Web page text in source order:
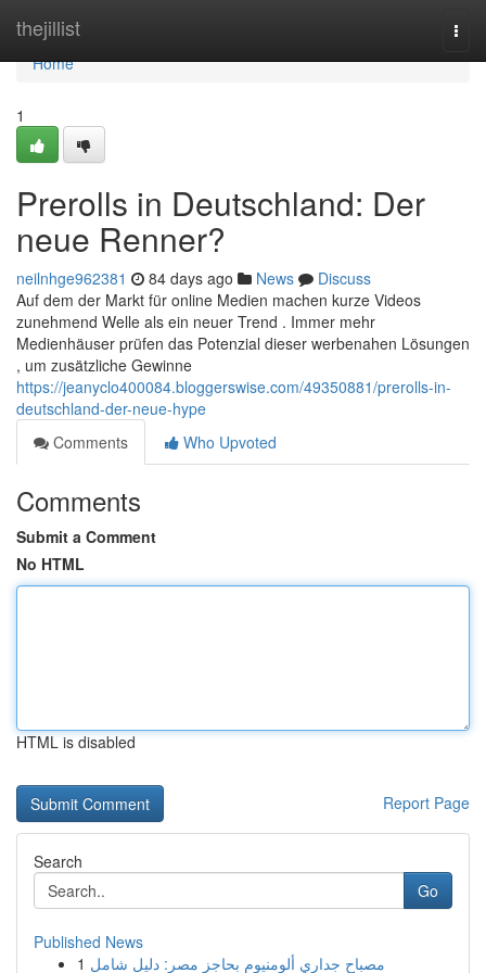
thejillist
Home
Home
1
Prerolls in Deutschland: Der
neue Renner?
neilnhge962381 84 days ago News
Discuss
Auf dem der Markt für online Medien machen kurze Videos
zunehmend Welle als ein neuer Trend . Immer mehr
Medienhäuser prüfen das Potenzial dieser werbenahen Lösungen
, um zusätzliche Gewinne
https://jeanyclo400084.bloggerswise.com/49350881/prerolls-in-
deutschland-der-neue-hype
Comments
Who Upvoted
Comments
Submit a Comment
No HTML
HTML is disabled
Report Page
Search
Go
Published News
1 مصباح جداري ألومنيوم بحاجز مصر: دليل شامل